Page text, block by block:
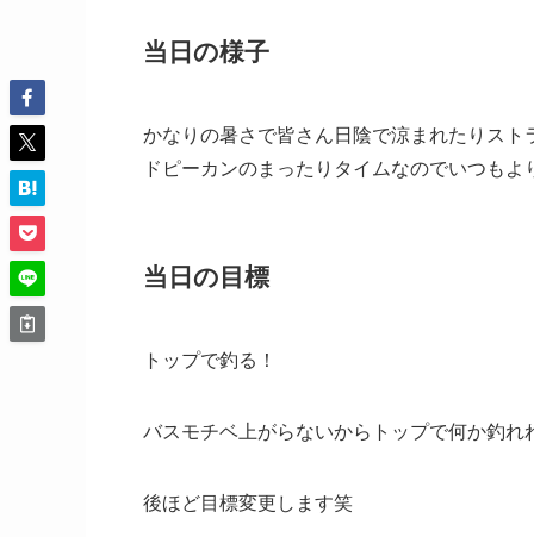
当日の様子
かなりの暑さで皆さん日陰で涼まれたりス
ドピーカンのまったりタイムなのでいつも
当日の目標
トップで釣る！
バスモチベ上がらないからトップで何か釣れ
後ほど目標変更します笑